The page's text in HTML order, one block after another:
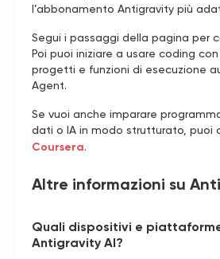
l’abbonamento Antigravity più
Segui i passaggi della pagina per
Poi puoi iniziare a usare coding
progetti e funzioni di esecuzione
Agent.
Se vuoi anche imparare
dati o IA in modo strutturato, puoi
Coursera.
Altre informazioni su
Quali dispositivi e
Antigravity AI?